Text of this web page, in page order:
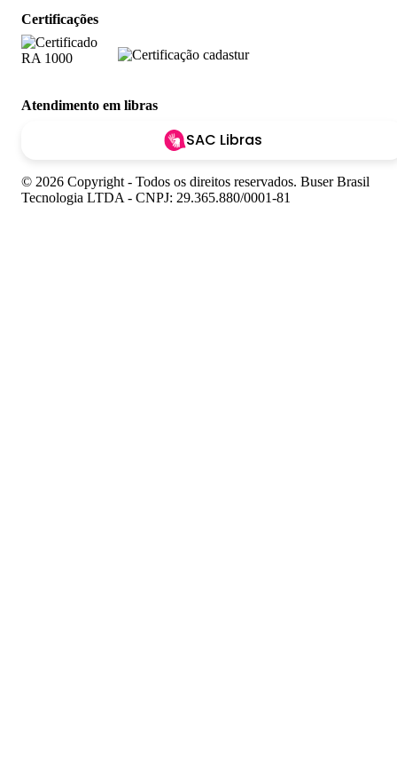
Certificações
Atendimento em libras
SAC Libras
© 2026 Copyright - Todos os direitos reservados. Buser Brasil
Tecnologia LTDA - CNPJ: 29.365.880/0001-81